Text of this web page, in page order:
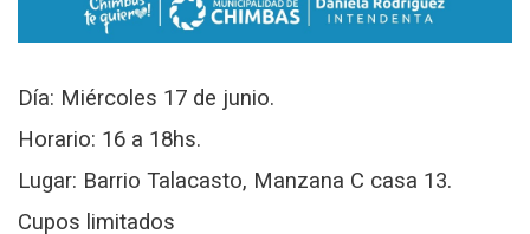
Día: Miércoles 17 de junio.
Horario: 16 a 18hs.
Lugar: Barrio Talacasto, Manzana C casa 13.
Cupos limitados